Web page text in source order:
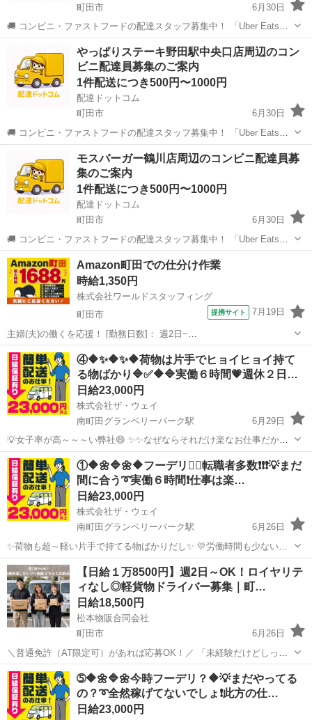
町田市
6月30日
🚚 コンビニ・ファストフードの配達スタッフ募集中！ 「Uber Eats」
や「出前館」のように、配達専用アプリを使ってお仕事するスタイル
です。 オファー内容を見てから、受けるかどうかを自由に選べます！
✅ 業務内容...
配送 ファミリーマート
やっぱりステーキ野田駅中央口店周辺のコン
ビニ配達員募集のご案内
1件配送につき500円〜1000円
配達ドットコム
町田市
6月30日
🚚 コンビニ・ファストフードの配達スタッフ募集中！ 「Uber Eats」
や「出前館」のように、配達専用アプリを使ってお仕事するスタイル
です。 オファー内容を見てから、受けるかどうかを自由に選べます！
✅ 業務内容...
ファストフード
モスバーガー鶴川店周辺のコンビニ配達員募
集のご案内
1件配送につき500円〜1000円
配達ドットコム
町田市
6月30日
🚚 コンビニ・ファストフードの配達スタッフ募集中！ 「Uber Eats」
や「出前館」のように、配達専用アプリを使ってお仕事するスタイル
です。 オファー内容を見てから、受けるかどうかを自由に選べます！
✅ 業務内容...
東京 町田市 モスバーガー
Amazon町田での仕分け作業
時給1,350円
株式会社ワールドスタッフィング
町田市
提携サイト 7月19日
主婦(夫)の働くを応援！ [勤務日数]： 週2日~
08:00~15:00/08:00~18:00/22:00~07:00/22:00~08:00 月/火/水/木/金/土/
日 などから選べます [勤務地・最寄駅]： 東京...
東京 町田市 配送
④🔶✨🔶✨🔶荷物は片手でヒョイヒョイ持て
る物ばかり🔷✅🔶🔷実働６時間💗週休２日…
日給23,000円
株式会社ザ・ウェイ
南町田グランベリーパーク駅
6月29日
💡女子率が高～～～い弊社😄 ✨✨なぜならそれだけ楽なお仕事だから
(^^♪ 💛💛女子でも楽勝で出来ちゃうお仕事💛💛 実働６時間の仕事って
こんな感じですよ😄 午前中に３時間配送・・・ ゆっくりお...
東京 町田市 南町田グランベリーパーク駅 配送
ギグワーク
①🔶🌼🔷🌼🔶フーデリ👉🏻転職者多数❗❗❗💡まだ
間に合う➰実働６時間❗️仕事は楽…
日給23,000円
株式会社ザ・ウェイ
南町田グランベリーパーク駅
6月26日
✨荷物も超～軽い片手で持てる物ばかりだし✨ 💛労働時間も少ないの
で女子も沢山働いてます💛 ✨✨まずは拠店に営業車で直行直帰❗️ 実働６
時間の仕事ってこんな感じですよ😄 まずはAM8時くらいに町田の倉
庫...
東京 町田市 南町田グランベリーパーク駅
ギグワーク
【日給１万8500円】週2日～OK！ロイヤリテ
ィなし◎軽貨物ドライバー募集｜町…
日給18,500円
松本物販合同会社
町田市
6月26日
＼普通免許（AT限定可）があれば応募OK！／ 「未経験だけどしっか
り稼ぎたい」 「頑張った分だけ効率よく収入を増やしたい」 「働きや
すい環境で長く続けたい」 そんな方にピッタリのお仕事です！ ━...
東京 町田市 配送 荷物
➄🔶🌼🔷🌼今時フーデリ？🔶💡まだやってる
の？➰全然稼げてないでしょ❗️此方の仕…
日給23,000円